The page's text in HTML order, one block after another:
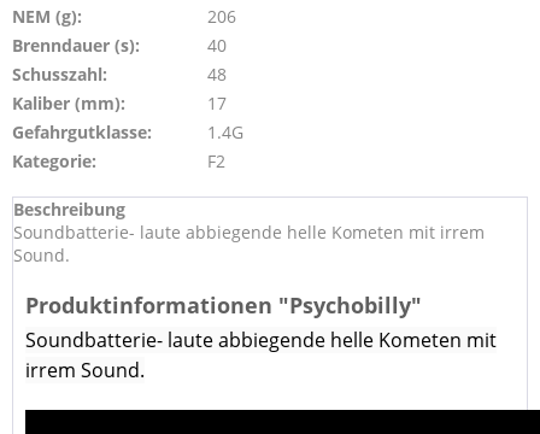
NEM (g):
206
Brenndauer (s):
40
Schusszahl:
48
Kaliber (mm):
17
Gefahrgutklasse:
1.4G
Kategorie:
F2
Beschreibung
Soundbatterie- laute abbiegende helle Kometen mit irrem
Sound.
Produktinformationen "Psychobilly"
Soundbatterie- laute abbiegende helle Kometen mit
irrem Sound.